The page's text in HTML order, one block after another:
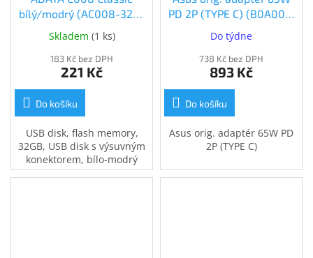
bílý/modrý (AC008-32G-
RWE)
Skladem (1 ks)
183 Kč bez DPH
221 Kč
Do košíku
USB disk, flash memory,
32GB, USB disk s výsuvným
konektorem, bílo-modrý
PD 2P (TYPE C) (B0A001-
00443300)
Do týdne
738 Kč bez DPH
893 Kč
Do košíku
Asus orig. adaptér 65W PD
2P (TYPE C)